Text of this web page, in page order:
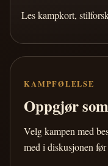
Les kampkort,
KAMPFØLELSE
Oppgjør
Velg kampen med
med i diskusjonen før